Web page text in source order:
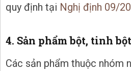
quy định tại Nghị định 09/
4. Sản phẩm bột, tinh bột
Các sản phẩm thuộc nhóm